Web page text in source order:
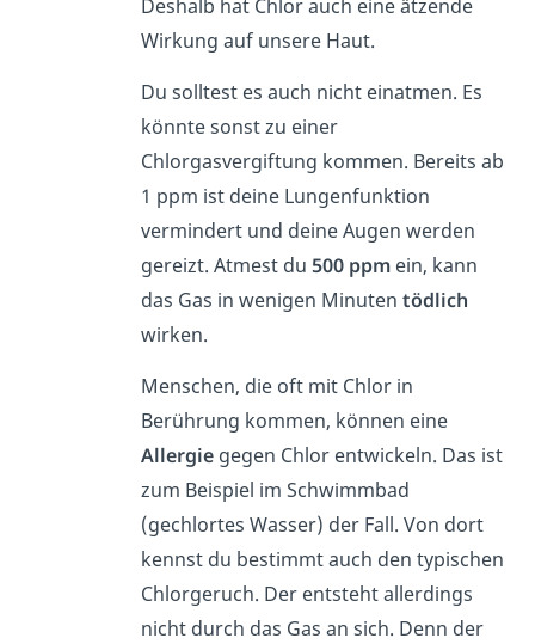
Deshalb hat Chlor auch eine ätzende
Wirkung auf unsere Haut.
Du solltest es auch nicht einatmen. Es
könnte sonst zu einer
Chlorgasvergiftung kommen. Bereits ab
1 ppm ist deine Lungenfunktion
vermindert und deine Augen werden
gereizt. Atmest du 500 ppmein, kann
das Gas in wenigen Minuten tödlich
wirken.
Menschen, die oft mit Chlor in
Berührung kommen, können eine
Allergiegegen Chlor entwickeln. Das ist
zum Beispiel im Schwimmbad
(gechlortes Wasser) der Fall. Von dort
kennst du bestimmt auch den typischen
Chlorgeruch. Der entsteht allerdings
nicht durch das Gas an sich. Denn der